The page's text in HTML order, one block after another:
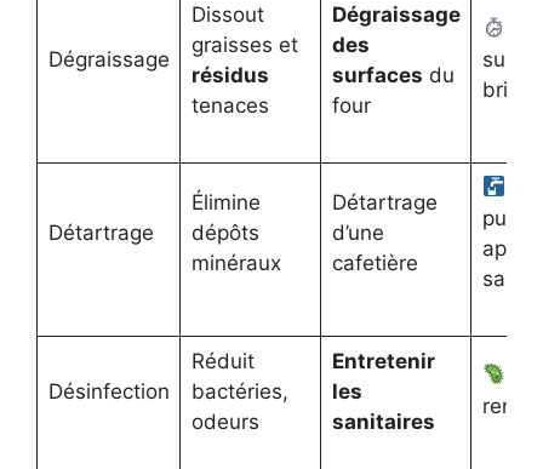
Dégraissage
Dissout
graisses et
résidus
tenaces
Dégraissage
des
surfaces du
four
Détartrage
Élimine
dépôts
minéraux
Détartrage
d’une
cafetière
pure
sain
Désinfection
Réduit
bactéries,
odeurs
Entretenir
les
sanitaires